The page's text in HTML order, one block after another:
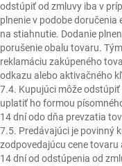
odstúpiť od zmluvy iba v
plnenie v podobe
na stiahnutie. Dodanie
porušenie obalu tovaru.
reklamáciu zakúpeného
odkazu alebo aktivačného
7.4. Kupujúci môže
uplatiť ho formou
14 dní odo dňa prevzatia
7.5. Predávajúci je povinný
zodpovedajúcu cene
14 dní od odstúpenia od